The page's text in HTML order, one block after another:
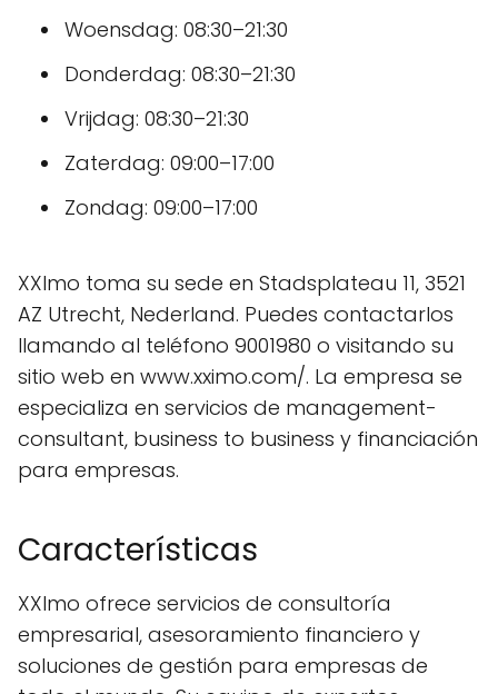
Woensdag: 08:30–21:30
Donderdag: 08:30–21:30
Vrijdag: 08:30–21:30
Zaterdag: 09:00–17:00
Zondag: 09:00–17:00
XXImo toma su sede en Stadsplateau 11, 3521
AZ Utrecht, Nederland. Puedes contactarlos
llamando al teléfono 9001980 o visitando su
sitio web en www.xximo.com/. La empresa se
especializa en servicios de management-
consultant, business to business y financiación
para empresas.
Características
XXImo ofrece servicios de consultoría
empresarial, asesoramiento financiero y
soluciones de gestión para empresas de